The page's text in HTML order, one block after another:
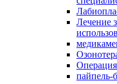
Лечение
пайпель-